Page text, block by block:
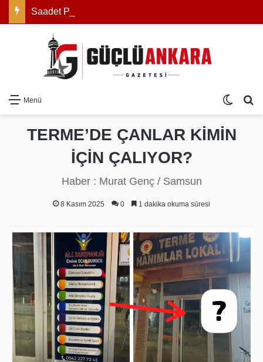
Menü Dış
TERME’DE ÇANLAR KİMİN
İÇİN ÇALIYOR?
Haber : Murat Genç / Samsun
8 Kasım 2025 0 1 dakika okuma süresi